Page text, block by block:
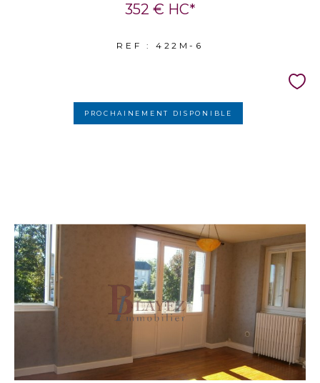
352 € HC*
REF : 422M-6
PROCHAINEMENT DISPONIBLE